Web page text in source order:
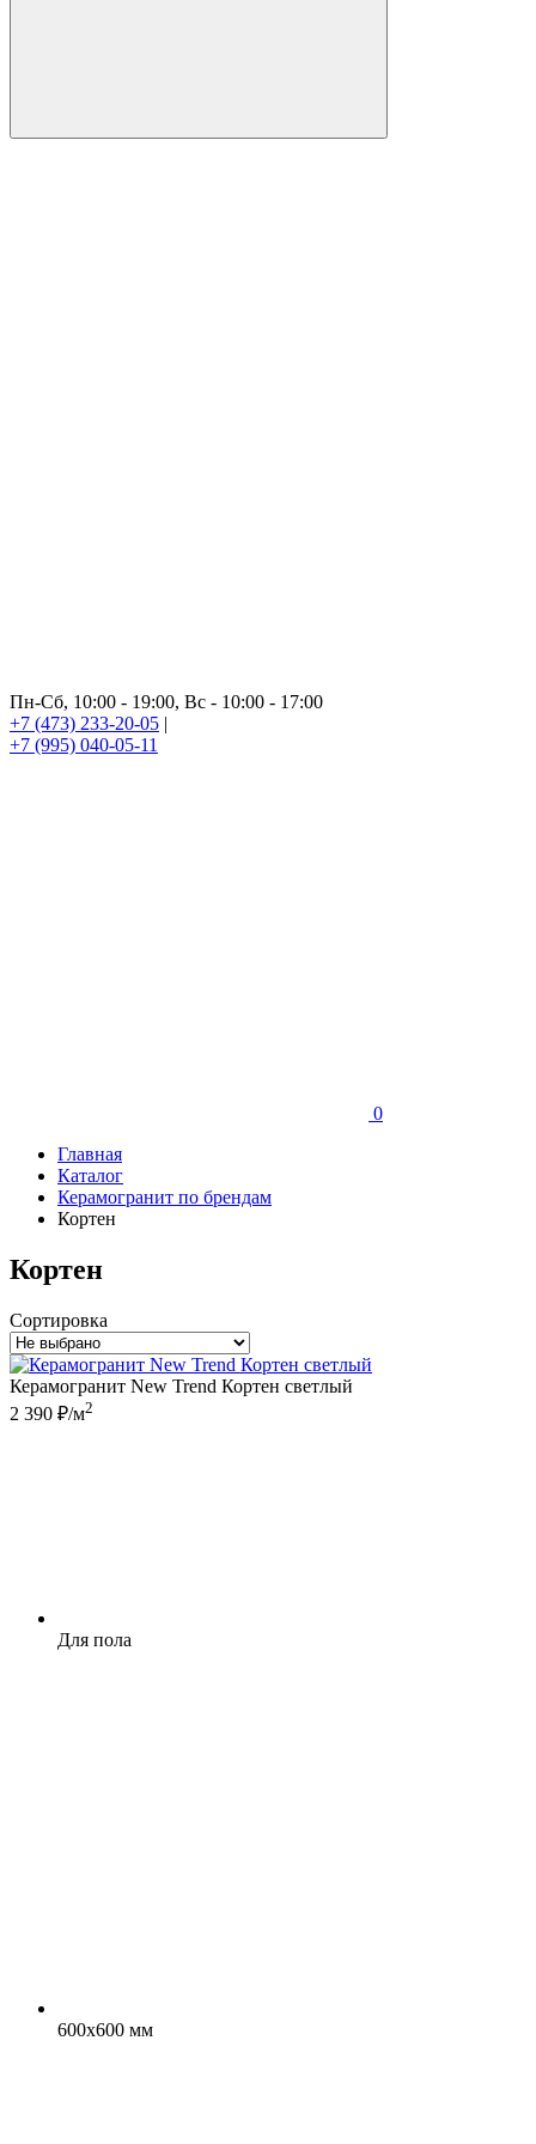
Пн-Сб, 10:00 - 19:00, Вс - 10:00 - 17:00
+7 (473) 233-20-05
+7 (995) 040-05-11
0
Главная
Каталог
Керамогранит по брендам
Кортен
Кортен
Сортировка
Керамогранит New Trend Кортен светлый
2 390 ₽/м2
Для пола
600х600 мм